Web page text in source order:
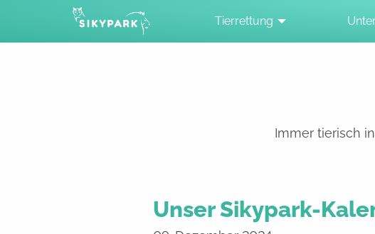
Tierrettung
Immer tierisch
Unser Sikypark-